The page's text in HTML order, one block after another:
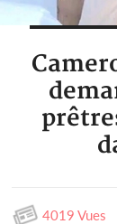
4019 Vues